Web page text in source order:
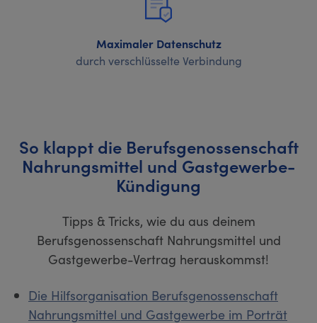
Maximaler Datenschutz
durch verschlüsselte Verbindung
So klappt die Berufsgenossenschaft
Nahrungsmittel und Gastgewerbe-
Kündigung
Tipps & Tricks, wie du aus deinem
Berufsgenossenschaft Nahrungsmittel und
Gastgewerbe-Vertrag herauskommst!
Die Hilfsorganisation Berufsgenossenschaft
Nahrungsmittel und Gastgewerbe im Porträt